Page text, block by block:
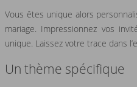
Vous êtes unique alors
mariage. Impressionnez vos
unique. Laissez votre trace dans
Un thème spécifique